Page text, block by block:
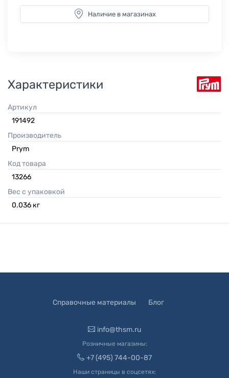
Наличие в магазинах
Характеристики
Артикул
191492
Производитель
Prym
Код товара
13266
Вес с упаковкой
0.036 кг
Справочные материалы Блог
info@thsm.ru
Розничные магазины:
+7 (495) 744-00-87
Наши страницы в соцсетях: